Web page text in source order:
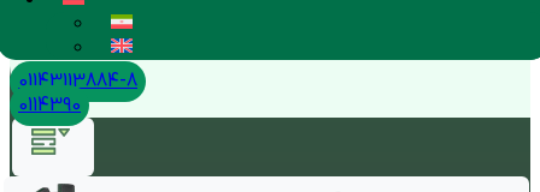
01143113884-8
0114390